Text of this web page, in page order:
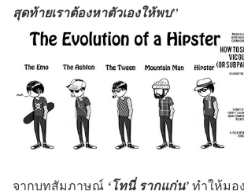
สุดท้ายเราต้องหาตัวเองให้พบ”
จากบทสัมภาษณ์ ‘โทนี่ รากแก่น’ทำให้มอ